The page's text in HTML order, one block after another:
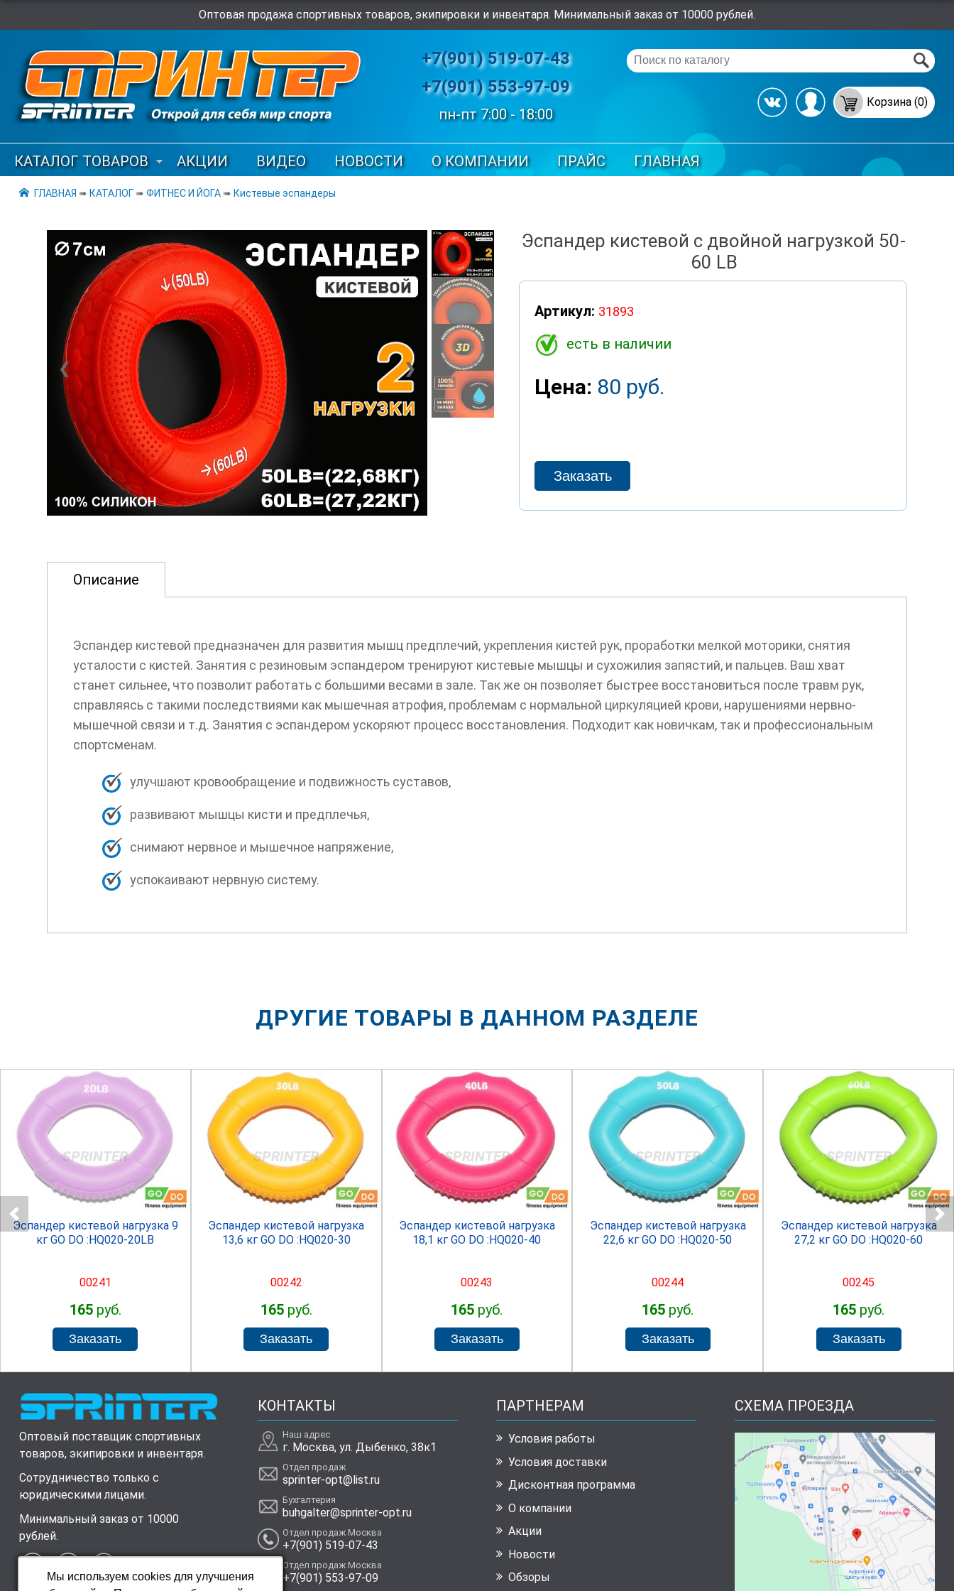
Мы используем cookies для улучшения
Оптовая продажа спортивных товаров, экипировки и инвентаря. Минимальный заказ от 10000 рублей.
+7(901) 519-07-43
+7(901) 553-97-09
пн-пт 7:00 - 18:00
Корзина (0)
КАТАЛОГ ТОВАРОВ АКЦИИ ВИДЕО НОВОСТИ О КОМПАНИИ ПРАЙС ГЛАВНАЯ
ГЛАВНАЯ ➠ КАТАЛОГ➠ ФИТНЕС И ЙОГА➠ Кистевые эспандеры
❮ ❯
Эспандер кистевой с двойной нагрузкой 50-
60 LB
Артикул: 31893
есть в наличии
Цена: 80 руб.
Описание
Эспандер кистевой предназначен для развития мышц предплечий, укрепления кистей рук, проработки мелкой моторики, снятия
усталости с кистей. Занятия с резиновым эспандером тренируют кистевые мышцы и сухожилия запястий, и пальцев. Ваш хват
станет сильнее, что позволит работать с большими весами в зале. Так же он позволяет быстрее восстановиться после травм рук,
справляясь с такими последствиями как мышечная атрофия, проблемам с нормальной циркуляцией крови, нарушениями нервно-
мышечной связи и т.д. Занятия с эспандером ускоряют процесс восстановления. Подходит как новичкам, так и профессиональным
спортсменам.
улучшают кровообращение и подвижность суставов,
развивают мышцы кисти и предплечья,
снимают нервное и мышечное напряжение,
успокаивают нервную систему.
ДРУГИЕ ТОВАРЫ В ДАННОМ РАЗДЕЛЕ
SPRINTER
Эспандер кистевой нагрузка 9
кг GO DO :HQ020-20LB
00241
165руб.
SPRINTER
Эспандер кистевой нагрузка
13,6 кг GO DO :HQ020-30
00242
165руб.
SPRINTER
Эспандер кистевой нагрузка
18,1 кг GO DO :HQ020-40
00243
165 руб.
SPRINTER
Эспандер кистевой нагрузка
22,6 кг GO DO :HQ020-50
00244
165 руб.
SPRINTER
Эспандер кистевой нагрузка
27,2 кг GO DO :HQ020-60
00245
165 руб.
Оптовый поставщик спортивных
товаров, экипировки и инвентаря.
Сотрудничество только с
юридическими лицами.
Минимальный заказ от 10000
рублей.
КОНТАКТЫ
Наш адрес
г. Москва, ул. Дыбенко, 38к1
Отдел продаж
sprinter-opt@list.ru
Бухгалтерия
buhgalter@sprinter-opt.ru
Отдел продаж Москва
+7(901) 519-07-43
Отдел продаж Москва
+7(901) 553-97-09
ПАРТНЕРАМ
Условия работы
Условия доставки
Дисконтная программа
О компании
Акции
Новости
Обзоры
СХЕМА ПРОЕЗДА